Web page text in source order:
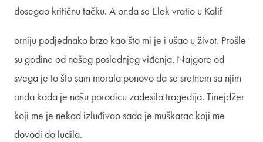
dosegao kritičnu tačku. A onda se Elek vratio u Kalif
orniju podjednako brzo kao što mi je i ušao u život. Prošle
su godine od našeg poslednjeg viđenja. Najgore od
svega je to što sam morala ponovo da se sretnem sa njim
onda kada je našu porodicu zadesila tragedija. Tinejdžer
koji me je nekad izluđivao sada je muškarac koji me
dovodi do ludila.